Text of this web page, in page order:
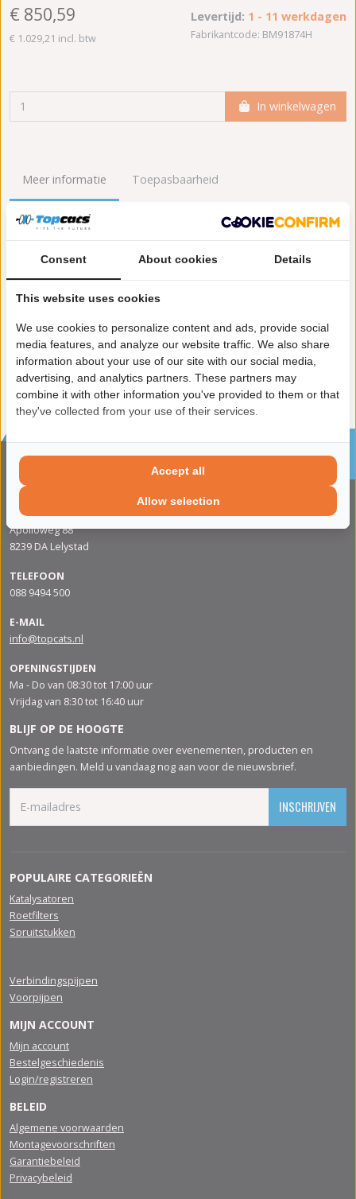
€ 850,59
€ 1.029,21 incl. btw
Levertijd: 1 - 11 werkdagen
Fabrikantcode: BM91874H
In winkelwagen
Meer informatie Toepasbaarheid
Origineel nummers
Garantie:2 jaar garantie
Materiaal:Keramiek
Enkel in combinatie met:FK91874
Product in orde:
Controleteken:E57-103R
Sinds 2002 de specialist in katalysatoren en
roetfilters
CONTACTGEGVENS
ADRES
Apolloweg 88
8239 DA Lelystad
TELEFOON
088 9494 500
E-MAIL
info@topcats.nl
OPENINGSTIJDEN
Ma - Do van 08:30 tot 17:00 uur
Vrijdag van 8:30 tot 16:40 uur
BLIJF OP DE HOOGTE
Ontvang de laatste informatie over evenementen, producten en
aanbiedingen. Meld u vandaag nog aan voor de nieuwsbrief.
INSCHRIJVEN
POPULAIRE CATEGORIEËN
Katalysatoren
Roetfilters
Spruitstukken
Verbindingspijpen
Voorpijpen
MIJN ACCOUNT
Mijn account
Bestelgeschiedenis
Login/registreren
BELEID
Algemene voorwaarden
Montagevoorschriften
Garantiebeleid
Privacybeleid
Consent About cookies Details
This website uses cookies
We use cookies to personalize content and ads, provide social
media features, and analyze our website traffic. We also share
information about your use of our site with our social media,
advertising, and analytics partners. These partners may
combine it with other information you've provided to them or that
they've collected from your use of their services.
Allow selection
Accept all